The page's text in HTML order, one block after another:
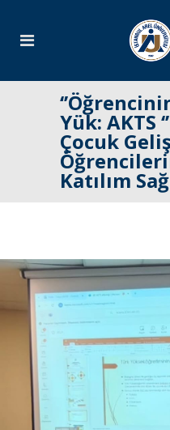
Yük: AKTS
Çocuk
Katılım